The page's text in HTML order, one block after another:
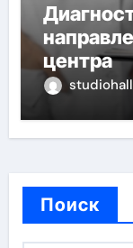
центра
Поиск